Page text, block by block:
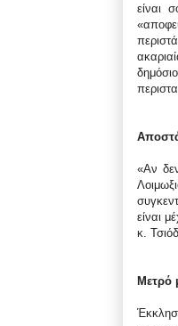
είναι
«Αν
είναι
κ.
Μετρό